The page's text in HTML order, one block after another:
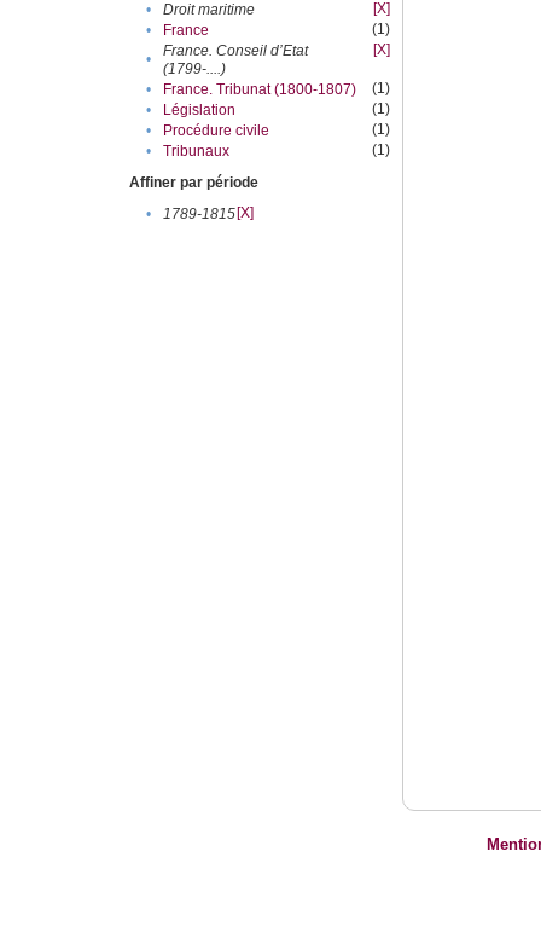
•
Droit maritime
[X]
•
France
(1)
•
France. Conseil d’Etat
(1799-....)
[X]
• France. Tribunat (1800-1807)
(1)
•
Législation
(1)
•
Procédure civile
(1)
•
Tribunaux
(1)
Affiner par période
•
1789-1815[X]